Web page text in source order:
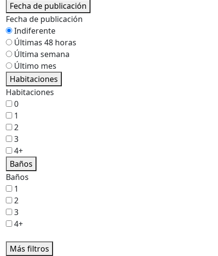
Fecha de publicación
Fecha de publicación
Indiferente
Últimas 48 horas
Última semana
Último mes
Habitaciones
Habitaciones
0
1
2
3
4+
Baños
Baños
1
2
3
4+
Más filtros